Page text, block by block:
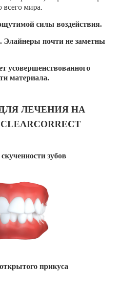
всего мира.
силы воздействия.
Элайнеры почти не заметны
усовершенствованного
материала.
ЛЕЧЕНИЯ НА
зубов
прикуса